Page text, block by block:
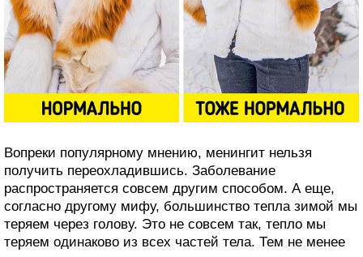
Вопреки популярному мнению, менингит нельзя
получить переохладившись. Заболевание
распространяется совсем другим способом. А еще,
согласно другому мифу, большинство тепла зимой мы
теряем через голову. Это не совсем так, тепло мы
теряем одинаково из всех частей тела. Тем не менее